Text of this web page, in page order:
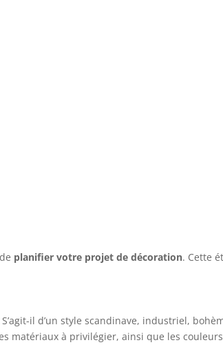
planifier votre projet de décoration. Cette
il d’un style scandinave, industriel,
matériaux à privilégier, ainsi que les